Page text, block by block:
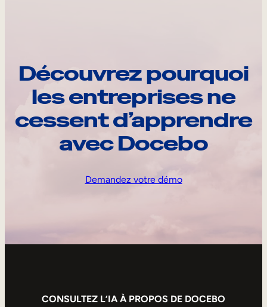
Découvrez pourquoi
les entreprises ne
cessent d’apprendre
avec Docebo
Demandez votre démo
CONSULTEZ L’IA À PROPOS DE DOCEBO